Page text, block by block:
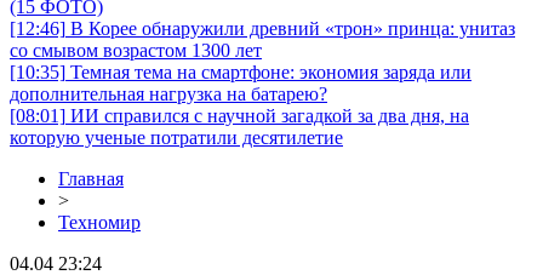
(15 ФОТО)
[12:46] В Корее обнаружили древний «трон» принца: унитаз
со смывом возрастом 1300 лет
[10:35] Темная тема на смартфоне: экономия заряда или
дополнительная нагрузка на батарею?
[08:01] ИИ справился с научной загадкой за два дня, на
которую ученые потратили десятилетие
Главная
>
Техномир
04.04 23:24